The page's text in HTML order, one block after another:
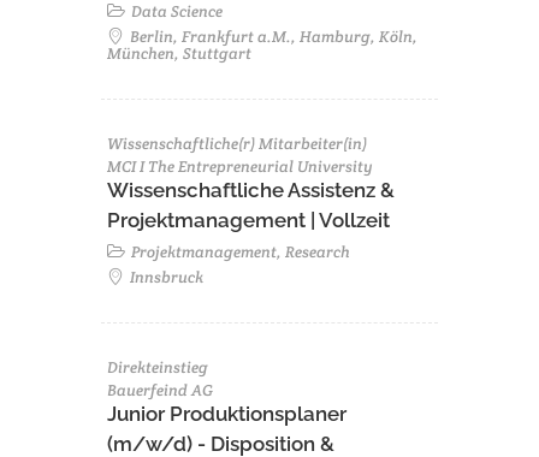
Data Science
Berlin, Frankfurt a.M., Hamburg, Köln,
München, Stuttgart
Wissenschaftliche(r) Mitarbeiter(in)
MCI I The Entrepreneurial University
Wissenschaftliche Assistenz &
Projektmanagement | Vollzeit
Projektmanagement, Research
Innsbruck
Direkteinstieg
Bauerfeind AG
Junior Produktionsplaner
(m/w/d) - Disposition &